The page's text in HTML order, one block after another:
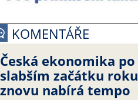
KOMENTÁŘE
Česká ekonomika po
slabším začátku roku
znovu nabírá tempo